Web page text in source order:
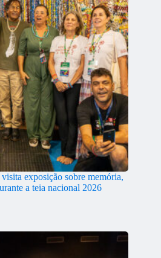
exposição sobre memória,
a teia nacional 2026